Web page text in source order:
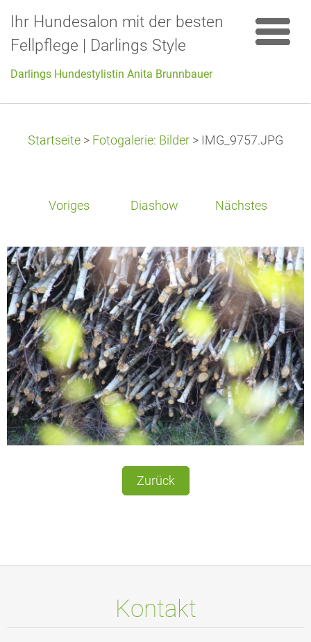
Ihr Hundesalon mit der besten
Fellpflege | Darlings Style
Darlings Hundestylistin Anita Brunnbauer
Startseite > Fotogalerie: Bilder > IMG_9757.JPG
Voriges Diashow Nächstes
Zurück
Kontakt